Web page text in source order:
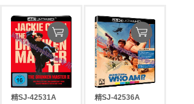
精SJ-42531A
精SJ-42536A